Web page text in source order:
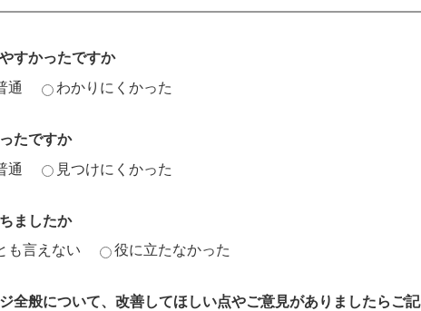
すかったですか
通 わかりにくかった
たですか
通 見つけにくかった
ましたか
も言えない 役に立たなかった
全般について、改善してほしい点やご意見がありましたらご記